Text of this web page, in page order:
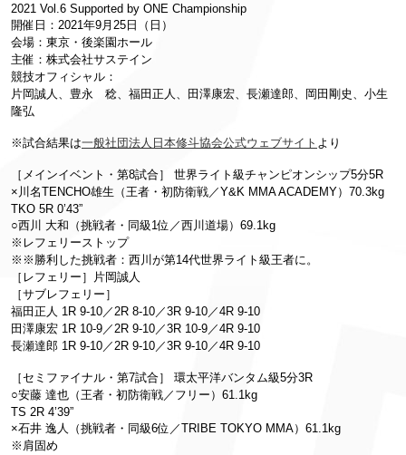
2021 Vol.6 Supported by ONE Championship
開催日：2021年9月25日（日）
会場：東京・後楽園ホール
主催：株式会社サステイン
競技オフィシャル：
片岡誠人、豊永 稔、福田正人、田澤康宏、長瀬達郎、岡田剛史、小生
隆弘
※試合結果は一般社団法人日本修斗協会公式ウェブサイト より
［メインイベント・第8試合］ 世界ライト級チャンピオンシップ5分5R
×川名TENCHO雄生（王者・初防衛戦／Y&K MMA ACADEMY）70.3kg
TKO 5R 0’43”
○西川 大和（挑戦者・同級1位／西川道場）69.1kg
※レフェリーストップ
※※勝利した挑戦者：西川が第14代世界ライト級王者に。
［レフェリー］片岡誠人
［サブレフェリー］
福田正人 1R 9-10／2R 8-10／3R 9-10／4R 9-10
田澤康宏 1R 10-9／2R 9-10／3R 10-9／4R 9-10
長瀬達郎 1R 9-10／2R 9-10／3R 9-10／4R 9-10
［セミファイナル・第7試合］ 環太平洋バンタム級5分3R
○安藤 達也（王者・初防衛戦／フリー）61.1kg
TS 2R 4’39”
×石井 逸人（挑戦者・同級6位／TRIBE TOKYO MMA）61.1kg
※肩固め